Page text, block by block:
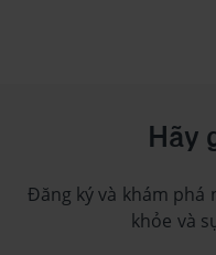
Hãy
Đăng ký và khám phá
khỏe và